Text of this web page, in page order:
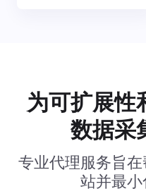
为可扩展性
数据采
专业代理服务旨
站并最小